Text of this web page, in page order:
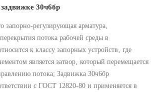
30ч6бр
запорно-регулирующая арматура‚
потока рабочей среды в
к классу запорных устройств‚ где
является затвор‚ который перемещается
потока; Задвижка 30ч6бр
с ГОСТ 12820-80 и применяется в